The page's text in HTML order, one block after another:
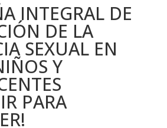
INTEGRAL DE
DE LA
SEXUAL EN
Y
PARA